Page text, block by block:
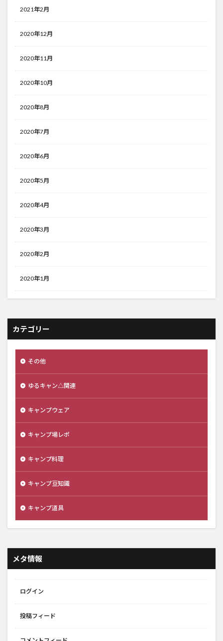
2021年2月
2020年12月
2020年11月
2020年10月
2020年8月
2020年7月
2020年6月
2020年5月
2020年4月
2020年3月
2020年2月
2020年1月
カテゴリー
その他
ゆるキャン△関連
キャンプウェア
キャンプ場レポ
キャンプ料理
キャンプ豆知識
キャンプ道具
メタ情報
ログイン
投稿フィード